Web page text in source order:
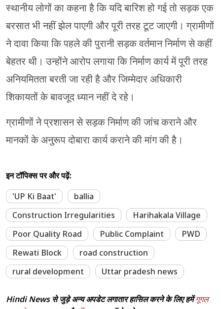
स्थानीय लोगों का कहना है कि यदि बारिश हो गई तो सड़क एक
बरसात भी नहीं झेल पाएगी और पूरी तरह टूट जाएगी। ग्रामीणों
ने दावा किया कि पहले की पुरानी सड़क वर्तमान निर्माण से कहीं
बेहतर थी। उन्होंने आरोप लगाया कि निर्माण कार्य में पूरी तरह
अनियमितता बरती जा रही है और जिम्मेदार अधिकारी
शिकायतों के बावजूद ध्यान नहीं दे रहे।
ग्रामीणों ने प्रशासन से सड़क निर्माण की जांच कराने और
मानकों के अनुरूप दोबारा कार्य कराने की मांग की है।
इन टॉपिक्स पर और पढ़ें:
'UP Ki Baat'
ballia
Construction Irregularities
Harihakala Village
Poor Quality Road
Public Complaint
PWD
Rewati Block
road construction
rural development
Uttar pradesh news
Hindi News से जुड़े अन्य अपडेट लगातार हासिल करने के लिए हमेंगूगल